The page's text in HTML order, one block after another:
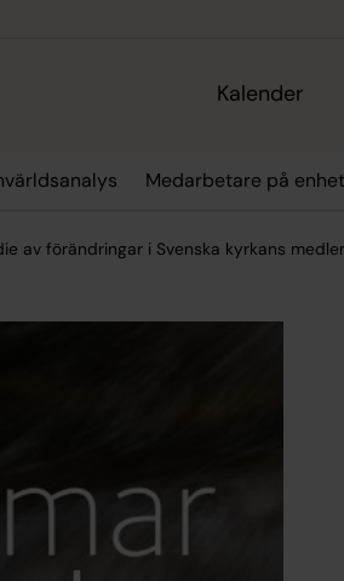
Kalender
Medarbetare på
av förändringar i Svenska kyrkans